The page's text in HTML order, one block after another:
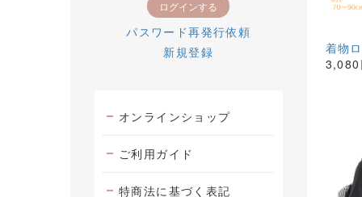
パスワード再発行依頼
新規登録
オンラインショップ
ご利用ガイド
特商法に基づく表記
着物